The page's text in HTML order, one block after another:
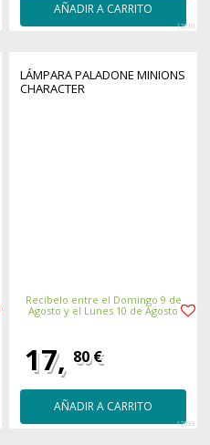
AÑADIR A CARRITO
12810
LÁMPARA PALADONE MINIONS
CHARACTER
Recíbelo entre el Domingo 9 de
Agosto y el Lunes 10 de Agosto
17, 80 €
AÑADIR A CARRITO
12093